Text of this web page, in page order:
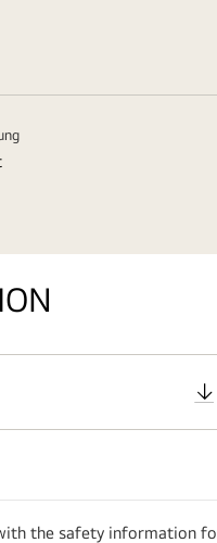
the safety information